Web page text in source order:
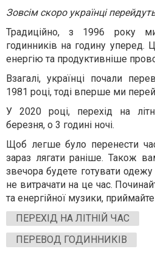
Зовсім скоро українці
Традиційно, з 1996 року
годинників на годину уперед.
енергію та продуктивніше
Взагалі, українці почали
1981 році, тоді вперше ми
У 2020 році, перехід на
березня, о 3 годині ночі.
Щоб легше було перенести
зараз лягати раніше. Також
звечора будете готувати
не витрачати на це час.
та енергійної музики,
ПЕРЕХІД НА ЛІТНІЙ ЧАС
ПЕРЕВОД ГОДИННИКІВ